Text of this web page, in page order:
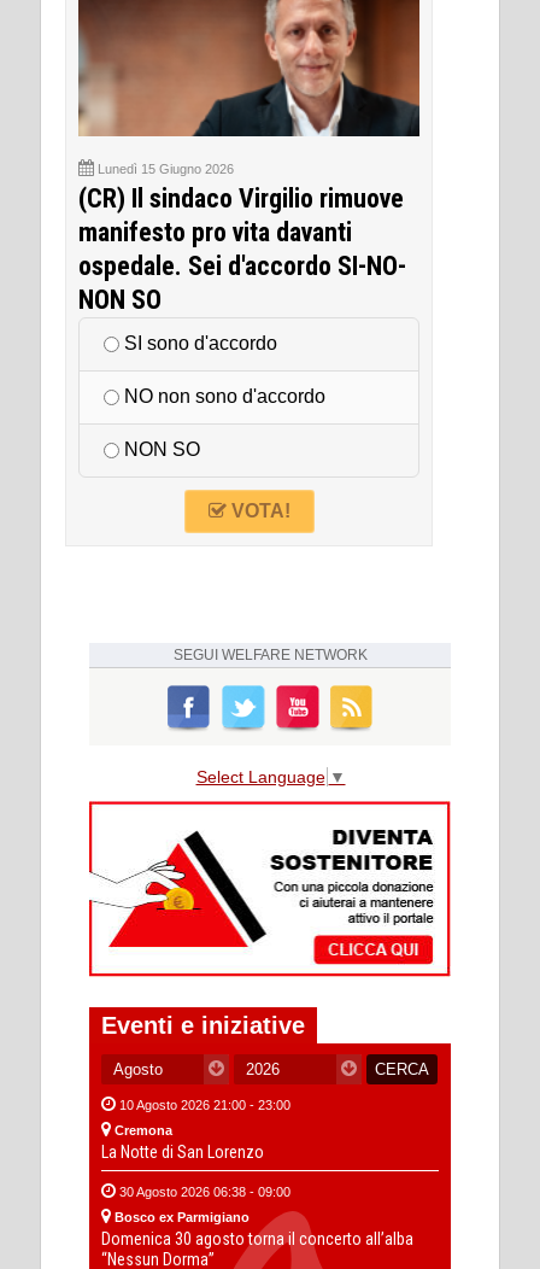
Lunedì 15 Giugno 2026
(CR) Il sindaco Virgilio rimuove
manifesto pro vita davanti
ospedale. Sei d'accordo SI-NO-
NON SO
SI sono d'accordo
NO non sono d'accordo
NON SO
VOTA!
SEGUI WELFARE NETWORK
Select Language ▼
Eventi e iniziative
10 Agosto 2026 21:00 - 23:00
Cremona
La Notte di San Lorenzo
30 Agosto 2026 06:38 - 09:00
Bosco ex Parmigiano
Domenica 30 agosto torna il concerto all’alba
“Nessun Dorma”